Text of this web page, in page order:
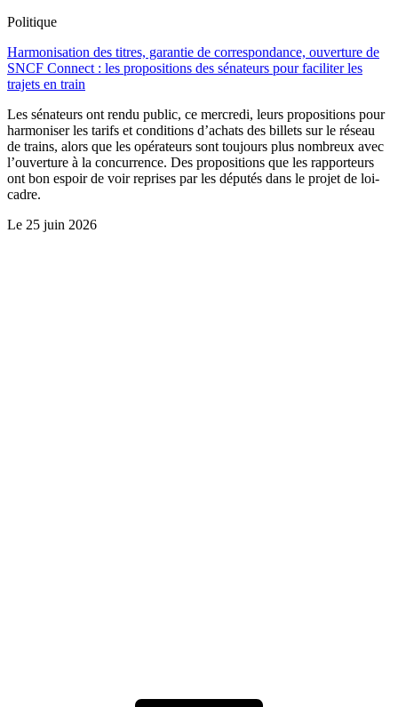
Politique
Harmonisation des titres, garantie de correspondance, ouverture de
SNCF Connect : les propositions des sénateurs pour faciliter les
trajets en train
Les sénateurs ont rendu public, ce mercredi, leurs propositions pour
harmoniser les tarifs et conditions d’achats des billets sur le réseau
de trains, alors que les opérateurs sont toujours plus nombreux avec
l’ouverture à la concurrence. Des propositions que les rapporteurs
ont bon espoir de voir reprises par les députés dans le projet de loi-
cadre.
Le 25 juin 2026